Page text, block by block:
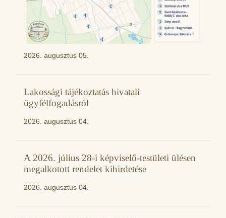
2026. augusztus 05.
Lakossági tájékoztatás hivatali
ügyfélfogadásról
2026. augusztus 04.
A 2026. július 28-i képviselő-testületi ülésen
megalkotott rendelet kihirdetése
2026. augusztus 04.